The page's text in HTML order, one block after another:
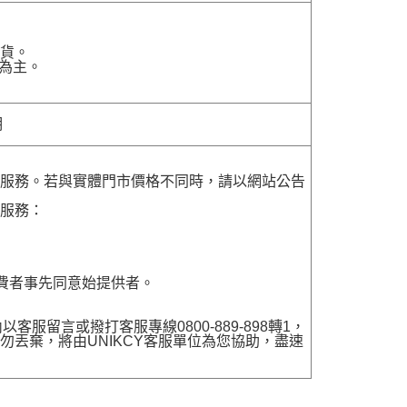
。
主。
務。若與實體門市價格不同時，請以網站公告
務：
事先同意始提供者。
客服留言或撥打客服專線0800-889-898轉1，
丟棄，將由UNIKCY客服單位為您協助，盡速